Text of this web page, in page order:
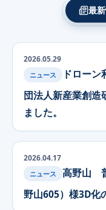
最
2026.05.29
ニュース
ドロー
団法人新産業創造
ました。
2026.04.17
ニュース
高野山
野山605）様3D化